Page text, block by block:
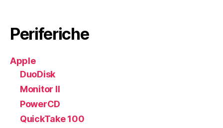
Periferiche
Apple
DuoDisk
Monitor II
PowerCD
QuickTake 100